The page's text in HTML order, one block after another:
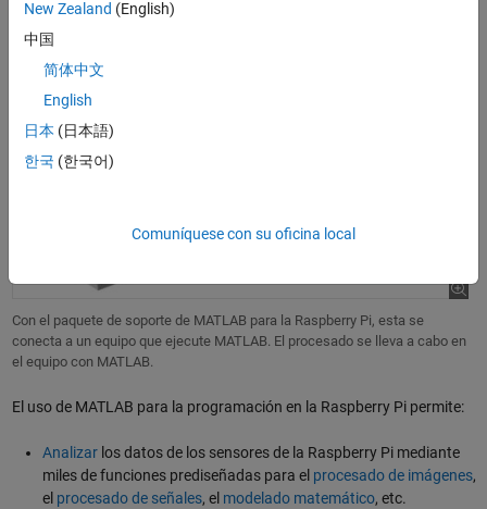
Con MATLAB Support Package for Raspberry Pi, Raspberry Pi se conecta al
equipo que ejecuta MATLAB. El procesamiento se realiza en el equipo que
ejecuta MATLAB.
Con el paquete de soporte de MATLAB para la Raspberry Pi, esta se
conecta a un equipo que ejecute MATLAB. El procesado se lleva a cabo en
el equipo con MATLAB.
El uso de MATLAB para la programación en la Raspberry Pi permite:
Analizarlos datos de los sensores de la Raspberry Pi mediante
miles de funciones prediseñadas para el procesado de imágenes,
el procesado de señales, el modelado matemático, etc.
New Zealand (English)
中国
简体中文
English
日本 (日本語)
한국 (한국어)
Comuníquese con su oficina local